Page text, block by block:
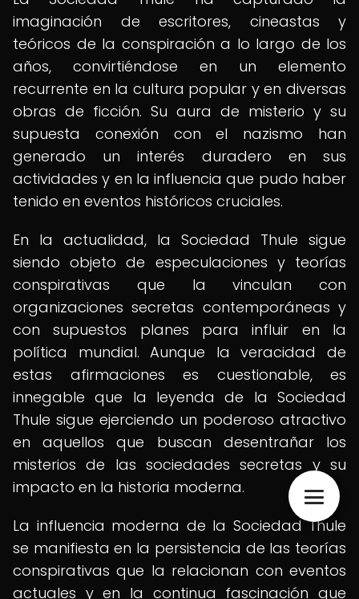
imaginación de escritores, cineastas y
teóricos de la conspiración a lo largo de los
años, convirtiéndose en un elemento
recurrente en la cultura popular y en diversas
obras de ficción. Su aura de misterio y su
supuesta conexión con el nazismo han
generado un interés duradero en sus
actividades y en la influencia que pudo haber
tenido en eventos históricos cruciales.
En la actualidad, la Sociedad Thule sigue
siendo objeto de especulaciones y teorías
conspirativas que la vinculan con
organizaciones secretas contemporáneas y
con supuestos planes para influir en la
política mundial. Aunque la veracidad de
estas afirmaciones es cuestionable, es
innegable que la leyenda de la Sociedad
Thule sigue ejerciendo un poderoso atractivo
en aquellos que buscan desentrañar los
misterios de las sociedades secretas y su
impacto en la historia moderna.
La influencia moderna de la Sociedad Thule
se manifiesta en la persistencia de las teorías
conspirativas que la relacionan con eventos
actuales y en la continua fascinación que